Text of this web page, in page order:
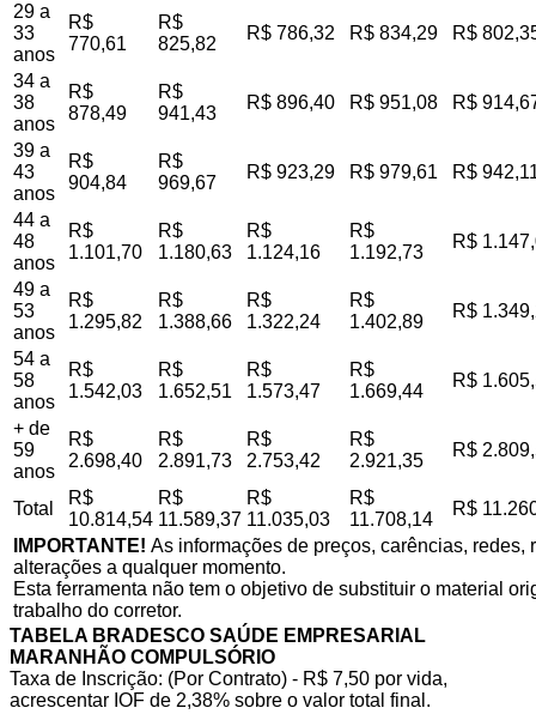
29 a
33
anos
R$
770,61
R$
825,82
R$ 786,32 R$ 834,29 R$
34 a
38
anos
R$
878,49
R$
941,43
R$ 896,40 R$ 951,08 R$
39 a
43
anos
R$
904,84
R$
969,67
R$ 923,29 R$ 979,61 R$
44 a
48
anos
R$
1.101,70
R$
1.180,63
R$
1.124,16
R$
1.192,73
R$
49 a
53
anos
R$
1.295,82
R$
1.388,66
R$
1.322,24
R$
1.402,89
R$
54 a
58
anos
R$
1.542,03
R$
1.652,51
R$
1.573,47
R$
1.669,44
R$
+ de
59
anos
R$
2.698,40
R$
2.891,73
R$
2.753,42
R$
2.921,35
R$
Total
R$
10.814,54
R$
11.589,37
R$
11.035,03
R$
11.708,14
R$
IMPORTANTE! As informações de preços, carências,
alterações a qualquer momento.
Esta ferramenta não tem o objetivo de substituir o material
trabalho do corretor.
TABELA BRADESCO SAÚDE EMPRESARIAL
MARANHÃO COMPULSÓRIO
Taxa de Inscrição: (Por Contrato) - R$ 7,50 por vida,
acrescentar IOF de 2,38% sobre o valor total final.